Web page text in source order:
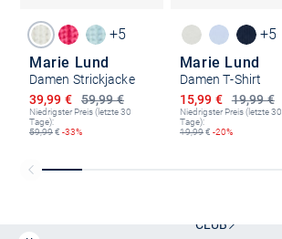
+5
Marie Lund
Damen Strickjacke
59,99 €
Ermäßigter Preis
39,99 €
Niedrigster Preis (letzte 30
Tage):
59,99€ -33%
+5
Marie Lund
Damen T-Shirt
19,99 €
Ermäßigter Preis
15,99 €
Niedrigster Preis (letzte 30
Tage):
19,99€ -20%
CLUB